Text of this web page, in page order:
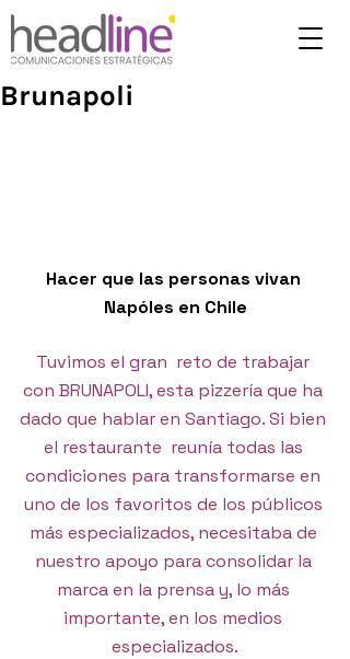
Brunapoli
Hacer que las personas vivan
Napóles en Chile
Tuvimos el gran  reto de trabajar
con BRUNAPOLI, esta pizzería que ha
dado que hablar en Santiago. Si bien
el restaurante  reunía todas las
condiciones para transformarse en
uno de los favoritos de los públicos
más especializados, necesitaba de
nuestro apoyo para consolidar la
marca en la prensa y, lo más
importante, en los medios
especializados.